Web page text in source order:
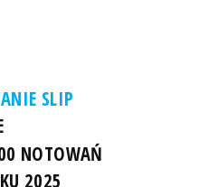
SLIP
NOTOWAŃ
2025